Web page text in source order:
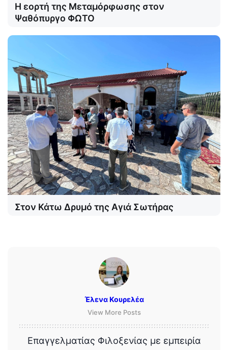
Η εορτή της Μεταμόρφωσης στον
Ψαθόπυργο ΦΩΤΟ
Στον Κάτω Δρυμό της Αγιά Σωτήρας
Έλενα Κουρελέα
View More Posts
Επαγγελματίας Φιλοξενίας με εμπειρία